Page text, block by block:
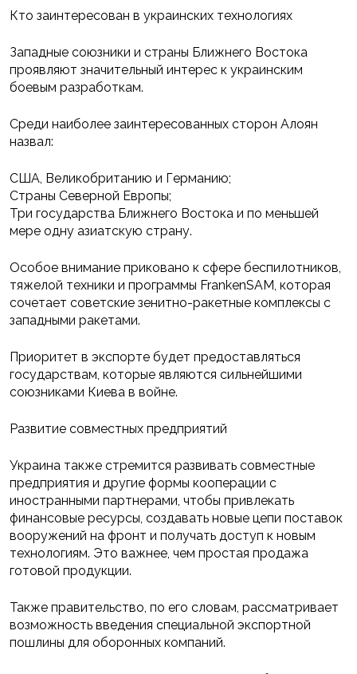
Кто заинтересован в украинских технологиях
Западные союзники и страны Ближнего Востока
проявляют значительный интерес к украинским
боевым разработкам.
Среди наиболее заинтересованных сторон Алоян
назвал:
США, Великобританию и Германию;
Страны Северной Европы;
Три государства Ближнего Востока и по меньшей
мере одну азиатскую страну.
Особое внимание приковано к сфере беспилотников,
тяжелой техники и программы FrankenSAM, которая
сочетает советские зенитно-ракетные комплексы с
западными ракетами.
Приоритет в экспорте будет предоставляться
государствам, которые являются сильнейшими
союзниками Киева в войне.
Развитие совместных предприятий
Украина также стремится развивать совместные
предприятия и другие формы кооперации с
иностранными партнерами, чтобы привлекать
финансовые ресурсы, создавать новые цепи поставок
вооружений на фронт и получать доступ к новым
технологиям. Это важнее, чем простая продажа
готовой продукции.
Также правительство, по его словам, рассматривает
возможность введения специальной экспортной
пошлины для оборонных компаний.